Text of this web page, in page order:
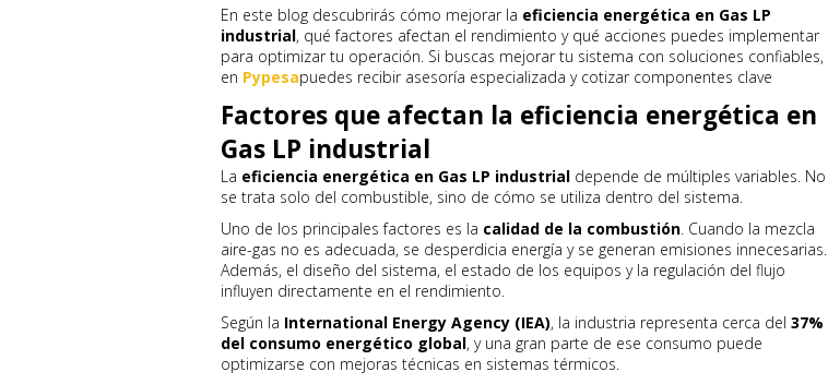
En este blog descubrirás cómo mejorar la eficiencia energética en Gas LP
industrial, qué factores afectan el rendimiento y qué acciones puedes implementar
para optimizar tu operación. Si buscas mejorar tu sistema con soluciones confiables,
en Pypesapuedes recibir asesoría especializada y cotizar componentes clave
Factores que afectan la eficiencia energética en
Gas LP industrial
La eficiencia energética en Gas LP industrial depende de múltiples variables. No
se trata solo del combustible, sino de cómo se utiliza dentro del sistema.
Uno de los principales factores es la calidad de la combustión. Cuando la mezcla
aire-gas no es adecuada, se desperdicia energía y se generan emisiones innecesarias.
Además, el diseño del sistema, el estado de los equipos y la regulación del flujo
influyen directamente en el rendimiento.
Según la International Energy Agency (IEA), la industria representa cerca del 37%
del consumo energético global, y una gran parte de ese consumo puede
optimizarse con mejoras técnicas en sistemas térmicos.